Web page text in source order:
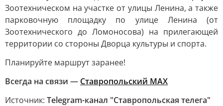
Зоотехническом на участке от улицы Ленина, а также
парковочную площадку по улице Ленина (от
Зоотехнического до Ломоносова) на прилегающей
территории со стороны Дворца культуры и спорта.
Планируйте маршрут заранее!
Всегда на связи — Ставропольский МАХ
Источник: Telegram-канал "Ставропольская телега"